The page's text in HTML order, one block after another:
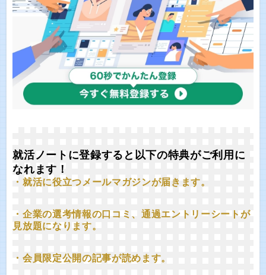
就活ノートに登録すると以下の特典がご利用に
なれます！
・就活に役立つメールマガジンが届きます。
・企業の選考情報の口コミ、通過エントリーシートが
見放題になります。
・会員限定公開の記事が読めます。